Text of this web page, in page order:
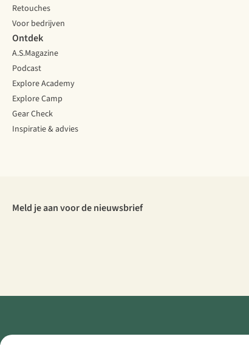
Retouches
Voor bedrijven
Ontdek
A.S.Magazine
Podcast
Explore Academy
Explore Camp
Gear Check
Inspiratie & advies
Meld je aan voor de nieuwsbrief